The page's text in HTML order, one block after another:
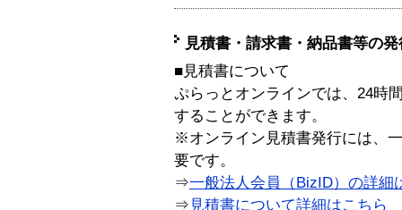
見積書・請求書・納品書等の
■見積書について
ぷらっとオンラインでは、24時
することができます。
※オンライン見積書発行には、
要です。
⇒一般法人会員（BizID）の詳細
⇒ 見積書について詳細はこちら